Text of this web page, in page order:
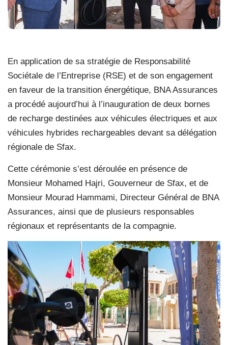
En application de sa stratégie de Responsabilité
Sociétale de l’Entreprise (RSE) et de son engagement
en faveur de la transition énergétique, BNA Assurances
a procédé aujourd’hui à l’inauguration de deux bornes
de recharge destinées aux véhicules électriques et aux
véhicules hybrides rechargeables devant sa délégation
régionale de Sfax.
Cette cérémonie s’est déroulée en présence de
Monsieur Mohamed Hajri, Gouverneur de Sfax, et de
Monsieur Mourad Hammami, Directeur Général de BNA
Assurances, ainsi que de plusieurs responsables
régionaux et représentants de la compagnie.